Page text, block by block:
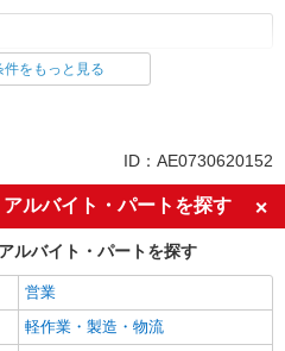
人を探す
未経験歓迎
新卒・第二新卒歓迎
主婦・主夫歓迎
学歴不問
ミドル（40代～）活躍中
件をもっと見る
ID：AE0730620152
ルバイト・パートを探す
ルバイト・パートを探す
営業
軽作業・製造・物流